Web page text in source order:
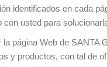
identificados en cada
con usted para
la página Web de SANTA
y productos, con tal de